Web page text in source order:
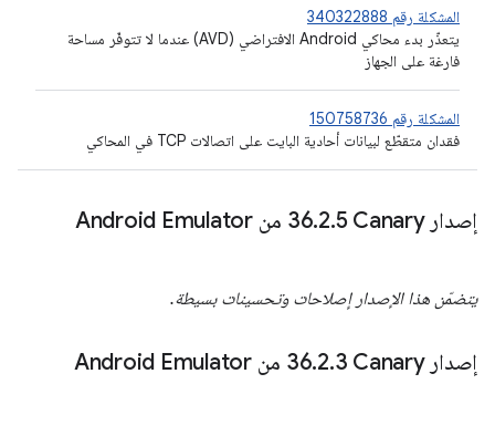
المشكلة رقم 340322888
يتعذّر بدء محاكي Android الافتراضي (AVD) عندما لا تتوفّر مساحة
فارغة على الجهاز
المشكلة رقم 150758736
فقدان متقطّع لبيانات أحادية البايت على اتصالات TCP في المحاكي
إصدار Canary‏ 36 .2.5 من Android Emulator
يتضمّن هذا الإصدار إصلاحات وتحسينات بسيطة.
إصدار Canary‏ 36 .2.3 من Android Emulator